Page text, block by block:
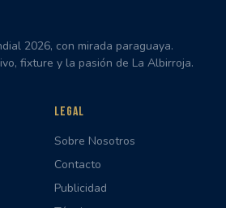
2026, con mirada paraguaya.
fixture y la pasión de La Albirroja.
LEGAL
Sobre Nosotros
Contacto
Publicidad